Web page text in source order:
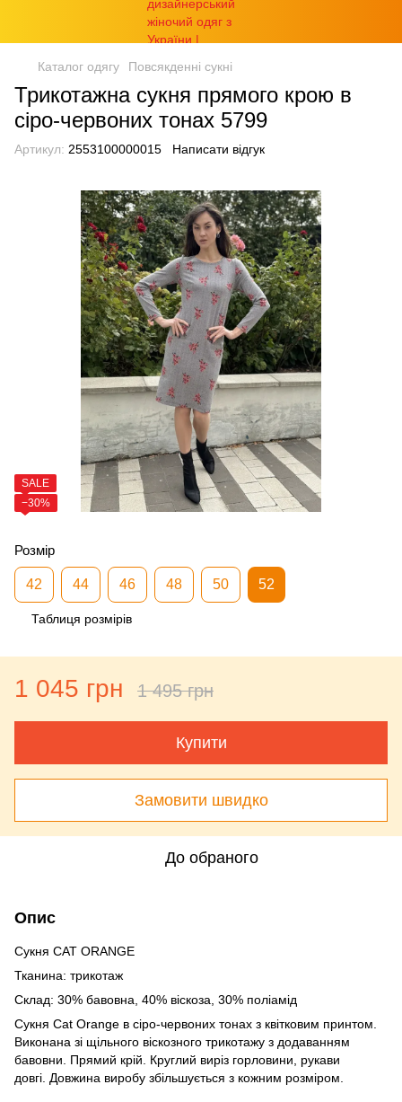
Каталог одягу Повсякденні сукні
Трикотажна сукня прямого крою в
сіро-червоних тонах 5799
Артикул: 2553100000015 Написати відгук
SALE
−30%
Розмір
42 44 46 48 50 52
Таблиця розмірів
1 045 грн 1 495 грн
Купити
Замовити швидко
До обраного
Опис
Сукня CAT ORANGE
Тканина: трикотаж
Склад: 30% бавовна, 40% віскоза, 30% поліамід
Сукня Cat Orange в сіро-червоних тонах з квітковим принтом.
Виконана зі щільного віскозного трикотажу з додаванням
бавовни. Прямий крій. Круглий виріз горловини, рукави
довгі. Довжина виробу збільшується з кожним розміром.